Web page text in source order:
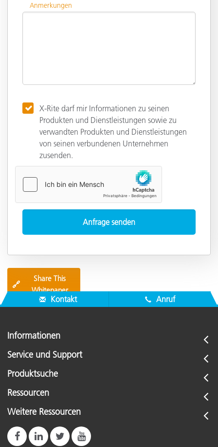
Anmerkungen
X-Rite darf mir Informationen zu seinen
Produkten und Dienstleistungen sowie zu
verwandten Produkten und Dienstleistungen
von seinen verbundenen Unternehmen
zusenden.
🔗
Share This
Whitepaper
Kontakt Anruf
Informationen
Service und Support
Produktsuche
Ressourcen
Weitere Ressourcen